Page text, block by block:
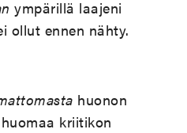
ympärillä laajeni
ollut ennen nähty.
huonon
kriitikon